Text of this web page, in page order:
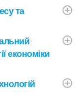
та
економіки